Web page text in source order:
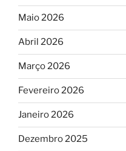
Maio 2026
Abril 2026
Março 2026
Fevereiro 2026
Janeiro 2026
Dezembro 2025